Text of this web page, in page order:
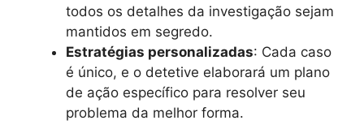
todos os detalhes da investigação sejam
mantidos em segredo.
Estratégias personalizadas: Cada caso
é único, e o detetive elaborará um plano
de ação específico para resolver seu
problema da melhor forma.